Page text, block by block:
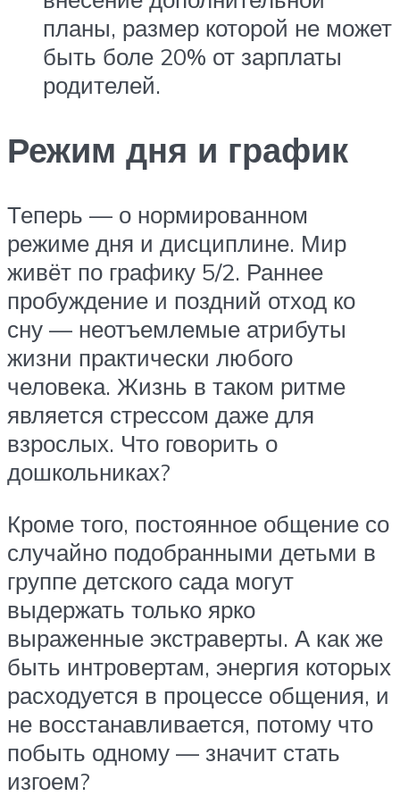
планы, размер которой не может
быть боле 20% от зарплаты
родителей.
Режим дня и график
Теперь — о нормированном
режиме дня и дисциплине. Мир
живёт по графику 5/2. Раннее
пробуждение и поздний отход ко
сну — неотъемлемые атрибуты
жизни практически любого
человека. Жизнь в таком ритме
является стрессом даже для
взрослых. Что говорить о
дошкольниках?
Кроме того, постоянное общение со
случайно подобранными детьми в
группе детского сада могут
выдержать только ярко
выраженные экстраверты. А как же
быть интровертам, энергия которых
расходуется в процессе общения, и
не восстанавливается, потому что
побыть одному — значит стать
изгоем?